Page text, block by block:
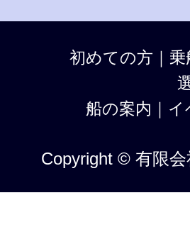
初めての方 ｜ 乗
船の案内 ｜ イ
Copyright © 有限